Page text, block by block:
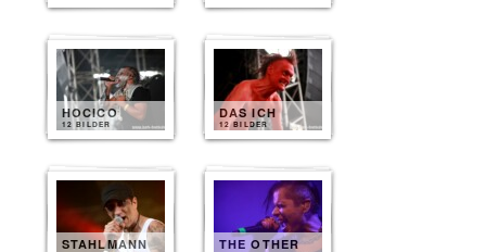
HOCICO
12 BILDER
DAS ICH
12 BILDER
STAHLMANN THE OTHER